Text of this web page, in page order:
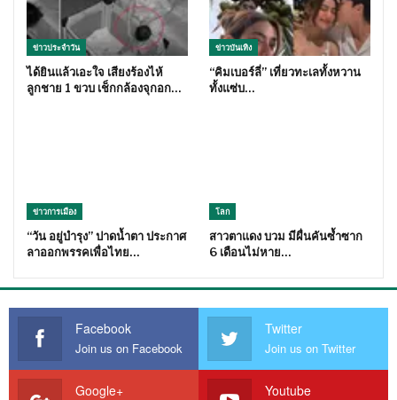
ข่าวประจำวัน
ได้ยินแล้วเอะใจ เสียงร้องไห้
ลูกชาย 1 ขวบ เช็กกล้องจุกอก…
ข่าวบันเทิง
“คิมเบอร์ลี่” เที่ยวทะเลทั้งหวาน
ทั้งแซ่บ…
ข่าวการเมือง
“วัน อยู่บำรุง” ปาดน้ำตา ประกาศ
ลาออกพรรคเพื่อไทย…
โลก
สาวตาแดง บวม มีผื่นคันซ้ำซาก
6 เดือนไม่หาย…
Facebook
Join us on Facebook
Twitter
Join us on Twitter
Google+ Youtube